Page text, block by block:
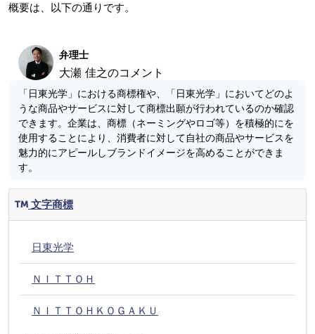
概要は、以下の通りです。
弁理士
大瀬 佳之のコメント
「日東光学」における商標権や、「日東光学」においてどのよ
うな商品やサービスに対して商標出願が行われているのか確認
できます。企業は、商標（ネーミングやロゴ等）を積極的にを
使用することにより、消費者に対して自社の商品やサービスを
魅力的にアピールしブランドイメージを高めることができま
す。
文字商標
日東光学
ＮＩＴＴＯＨ
ＮＩＴＴＯＨＫＯＧＡＫＵ